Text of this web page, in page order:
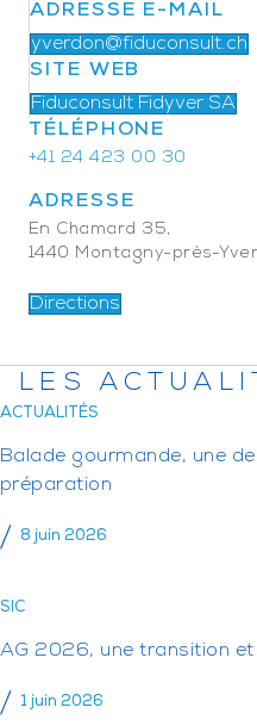
ADRESSE E-MAIL
yverdon@fiduconsult.ch
SITE WEB
Fiduconsult Fidyver SA
TÉLÉPHONE
+41 24 423 00 30
ADRESSE
En Chamard 35,
1440 Montagny-près-
Directions
LES
ACTUALITÉS
Balade gourmande, une
préparation
8 juin 2026
SIC
AG 2026, une transition
1 juin 2026